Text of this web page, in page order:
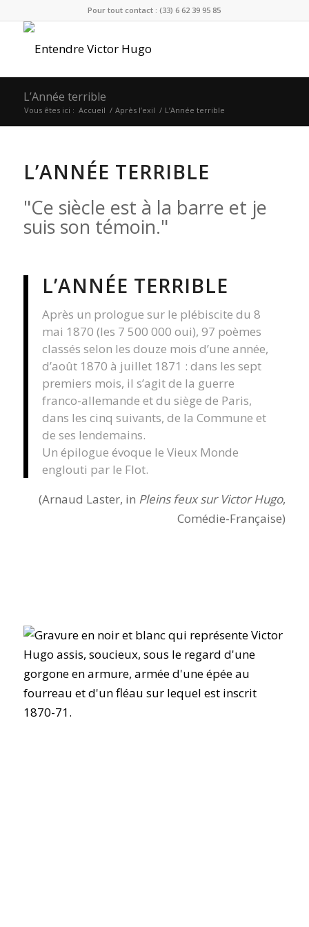
Pour tout contact : (33) 6 62 39 95 85
L’Année terrible
Vous êtes ici : Accueil / Après l’exil / L’Année terrible
L’ANNÉE TERRIBLE
Ce siècle est à la barre et je
suis son témoin.
L’ANNÉE TERRIBLE
Après un prologue sur le plébiscite du 8
mai 1870 (les 7 500 000 oui), 97 poèmes
classés selon les douze mois d’une année,
d’août 1870 à juillet 1871 : dans les sept
premiers mois, il s’agit de la guerre
franco-allemande et du siège de Paris,
dans les cinq suivants, de la Commune et
de ses lendemains.
Un épilogue évoque le Vieux Monde
englouti par le Flot.
(Arnaud Laster, in Pleins feux sur Victor Hugo,
Comédie-Française)